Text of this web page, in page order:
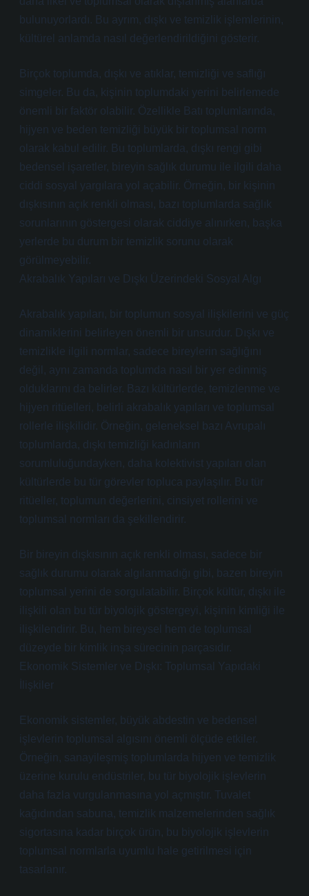
bulunuyorlardı. Bu ayrım, dışkı ve temizlik işlemlerinin,
kültürel anlamda nasıl değerlendirildiğini gösterir.
Birçok toplumda, dışkı ve atıklar, temizliği ve saflığı
simgeler. Bu da, kişinin toplumdaki yerini belirlemede
önemli bir faktör olabilir. Özellikle Batı toplumlarında,
hijyen ve beden temizliği büyük bir toplumsal norm
olarak kabul edilir. Bu toplumlarda, dışkı rengi gibi
bedensel işaretler, bireyin sağlık durumu ile ilgili daha
ciddi sosyal yargılara yol açabilir. Örneğin, bir kişinin
dışkısının açık renkli olması, bazı toplumlarda sağlık
sorunlarının göstergesi olarak ciddiye alınırken, başka
yerlerde bu durum bir temizlik sorunu olarak
görülmeyebilir.
Akrabalık Yapıları ve Dışkı Üzerindeki Sosyal Algı
Akrabalık yapıları, bir toplumun sosyal ilişkilerini ve güç
dinamiklerini belirleyen önemli bir unsurdur. Dışkı ve
temizlikle ilgili normlar, sadece bireylerin sağlığını
değil, aynı zamanda toplumda nasıl bir yer edinmiş
olduklarını da belirler. Bazı kültürlerde, temizlenme ve
hijyen ritüelleri, belirli akrabalık yapıları ve toplumsal
rollerle ilişkilidir. Örneğin, geleneksel bazı Avrupalı
toplumlarda, dışkı temizliği kadınların
sorumluluğundayken, daha kolektivist yapıları olan
kültürlerde bu tür görevler topluca paylaşılır. Bu tür
ritüeller, toplumun değerlerini, cinsiyet rollerini ve
toplumsal normları da şekillendirir.
Bir bireyin dışkısının açık renkli olması, sadece bir
sağlık durumu olarak algılanmadığı gibi, bazen bireyin
toplumsal yerini de sorgulatabilir. Birçok kültür, dışkı ile
ilişkili olan bu tür biyolojik göstergeyi, kişinin kimliği ile
ilişkilendirir. Bu, hem bireysel hem de toplumsal
düzeyde bir kimlik inşa sürecinin parçasıdır.
Ekonomik Sistemler ve Dışkı: Toplumsal Yapıdaki
İlişkiler
Ekonomik sistemler, büyük abdestin ve bedensel
işlevlerin toplumsal algısını önemli ölçüde etkiler.
Örneğin, sanayileşmiş toplumlarda hijyen ve temizlik
üzerine kurulu endüstriler, bu tür biyolojik işlevlerin
daha fazla vurgulanmasına yol açmıştır. Tuvalet
kağıdından sabuna, temizlik malzemelerinden sağlık
sigortasına kadar birçok ürün, bu biyolojik işlevlerin
toplumsal normlarla uyumlu hale getirilmesi için
tasarlanır.